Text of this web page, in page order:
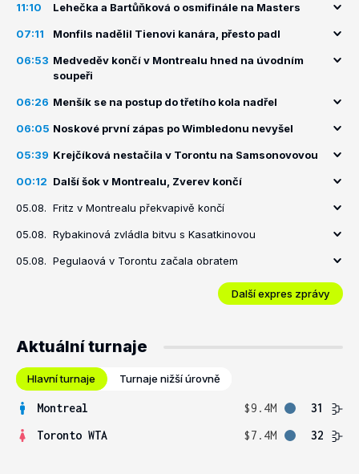
11:10 Lehečka a Bartůňková o osmifinále na Masters
07:11 Monfils nadělil Tienovi kanára, přesto padl
06:53 Medveděv končí v Montrealu hned na úvodním
soupeři
06:26 Menšík se na postup do třetího kola nadřel
06:05 Noskové první zápas po Wimbledonu nevyšel
05:39 Krejčíková nestačila v Torontu na Samsonovovou
00:12 Další šok v Montrealu, Zverev končí
05.08. Fritz v Montrealu překvapivě končí
05.08. Rybakinová zvládla bitvu s Kasatkinovou
05.08. Pegulaová v Torontu začala obratem
Další expres zprávy
Aktuální turnaje
Hlavní turnaje Turnaje nižší úrovně
Montreal $9.4M
31
Toronto WTA
$7.4M 32